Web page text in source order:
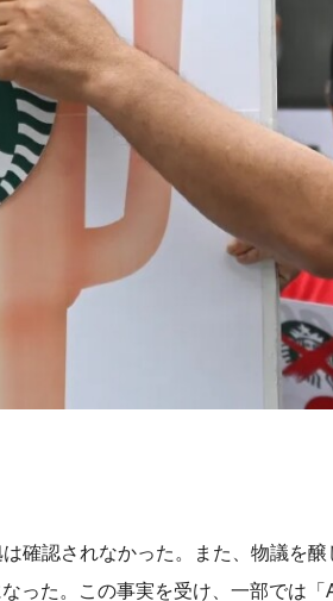
確認されなかった。また、物議を
った。この事実を受け、一部では「